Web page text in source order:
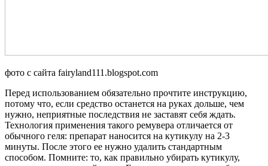
фото с сайта fairyland111.blogspot.com
Перед использованием обязательно прочтите инструкцию,
потому что, если средство останется на руках дольше, чем
нужно, неприятные последствия не заставят себя ждать.
Технология применения такого ремувера отличается от
обычного геля: препарат наносится на кутикулу на 2-3
минуты. После этого ее нужно удалить стандартным
способом. Помните: то, как правильно убирать кутикулу,